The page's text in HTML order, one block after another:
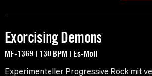
Exorcising Demons
MF-1369 | 130 BPM | Es-Moll
Experimenteller Progressive Rock mit